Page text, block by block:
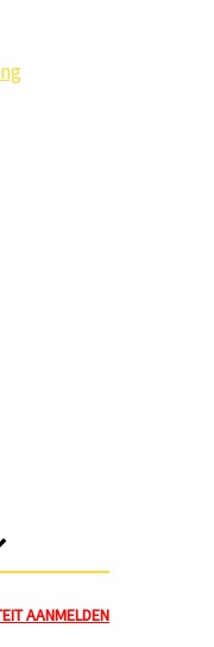
AANMELDEN